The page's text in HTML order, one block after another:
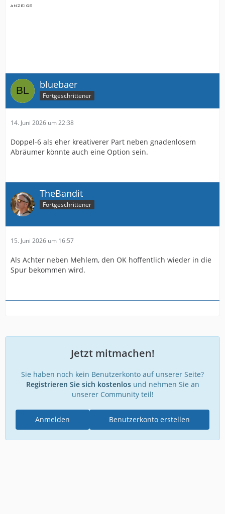
bluebaer
Fortgeschrittener
14. Juni 2026 um 22:38
Doppel-6 als eher kreativerer Part neben gnadenlosem
Abräumer könnte auch eine Option sein.
TheBandit
Fortgeschrittener
15. Juni 2026 um 16:57
Als Achter neben Mehlem, den OK hoffentlich wieder in die
Spur bekommen wird.
Jetzt mitmachen!
Sie haben noch kein Benutzerkonto auf unserer Seite?
Registrieren Sie sich kostenlosund nehmen Sie an
unserer Community teil!
Benutzerkonto erstellen
Anmelden